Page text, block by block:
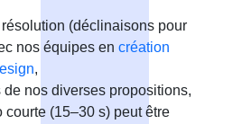
(déclinaisons pour
nos équipes en création
,
nos diverses propositions,
courte (15–30 s) peut être